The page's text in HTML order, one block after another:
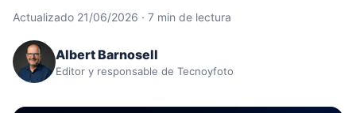
Actualizado 21/06/2026 · 7 min de lectura
Albert Barnosell
Editor y responsable de Tecnoyfoto